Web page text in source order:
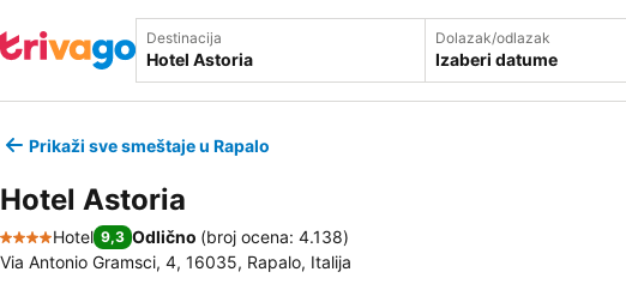
Destinacija Dolazak/odlazak
Izaberi datume
Prikaži sve smeštaje u Rapalo
Hotel Astoria
4 Zvezdice
Hotel 9,3 Odlično (broj ocena: 4.138)
Via Antonio Gramsci, 4, 16035, Rapalo, Italija